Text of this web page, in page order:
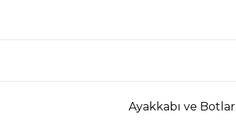
Ayakkabı ve Botlar